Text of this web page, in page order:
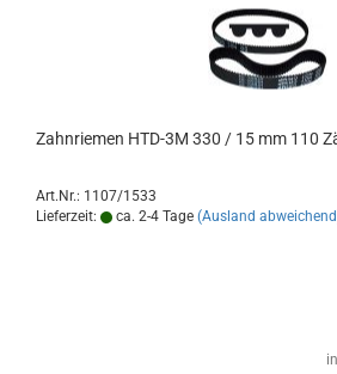
Zahnriemen HTD-3M 330 / 15 mm 110
Art.Nr.: 1107/1533
Lieferzeit:
ca. 2-4 Tage (Ausland